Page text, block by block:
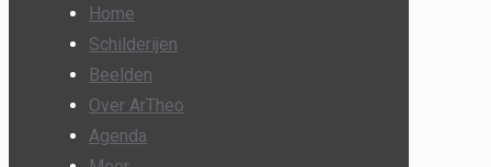
Home
Schilderijen
Beelden
Over ArTheo
Agenda